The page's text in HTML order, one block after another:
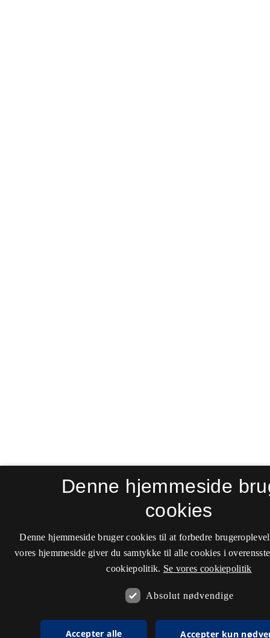
Denne hjemmeside
cookies
Denne hjemmeside bruger cookies til at forbedre
vores hjemmeside giver du samtykke til alle cookies i
cookiepolitik. Se vores cookiepolitik
Absolut nødvendige
Accepter alle Accepter kun